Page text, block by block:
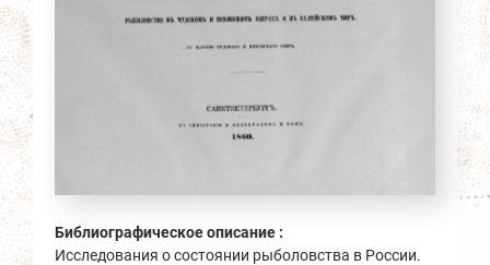
Библиографическое описание :
Исследования о состоянии рыболовства в России.